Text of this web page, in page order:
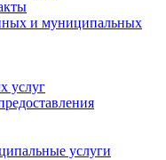
и муниципальных
услуг
услуги